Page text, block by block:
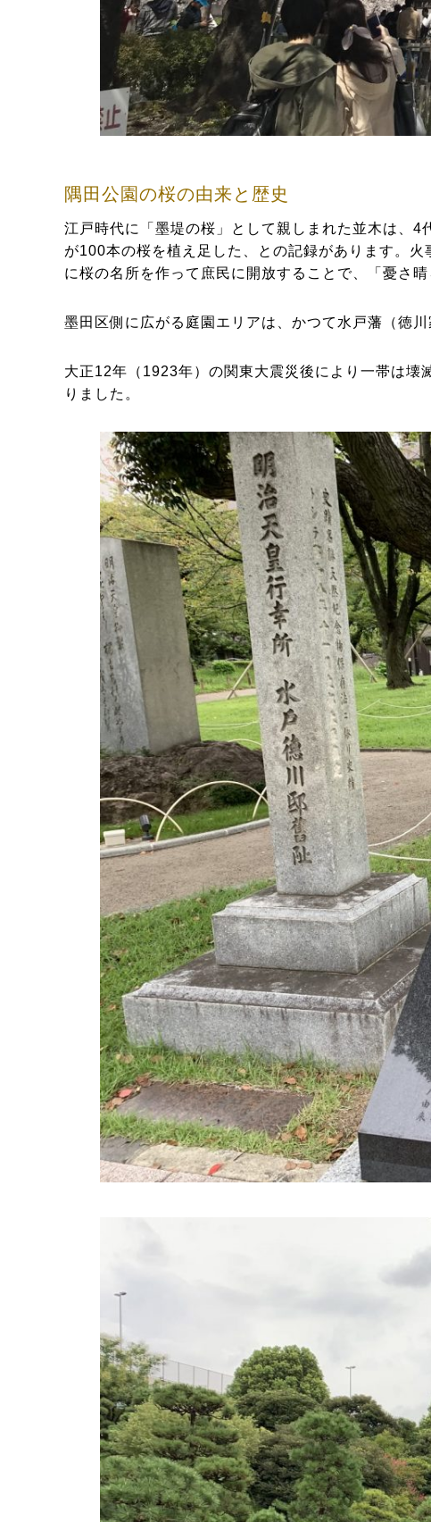
隅田公園の桜の由来と歴史
江戸時代に「墨堤の桜」として親しまれた並木は、
が100本の桜を植え足した、との記録があります。
に桜の名所を作って庶民に開放することで、「憂さ
墨田区側に広がる庭園エリアは、かつて水戸藩（徳
大正12年（1923年）の関東大震災後により一帯は壊
りました。